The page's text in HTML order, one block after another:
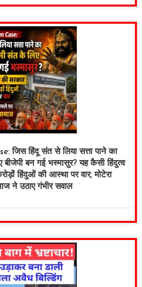
जिस हिंदू संत से लिया सत्ता पाने का
बन गई भस्मासुर? यह कैसी हिंदुत्व
हिंदुओं की आस्था पर वार, मोटेरा
ने उठाए गंभीर सवाल